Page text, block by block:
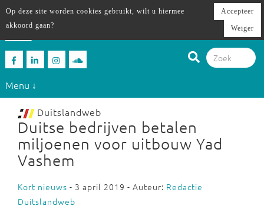
Menu ↓
Duitslandweb
Duitse bedrijven betalen
miljoenen voor uitbouw Yad
Vashem
Kort nieuws - 3 april 2019 - Auteur: Redactie
Duitslandweb
Op deze site worden cookies gebruikt, wilt u hiermee
akkoord gaan?
Accepteer
Weiger